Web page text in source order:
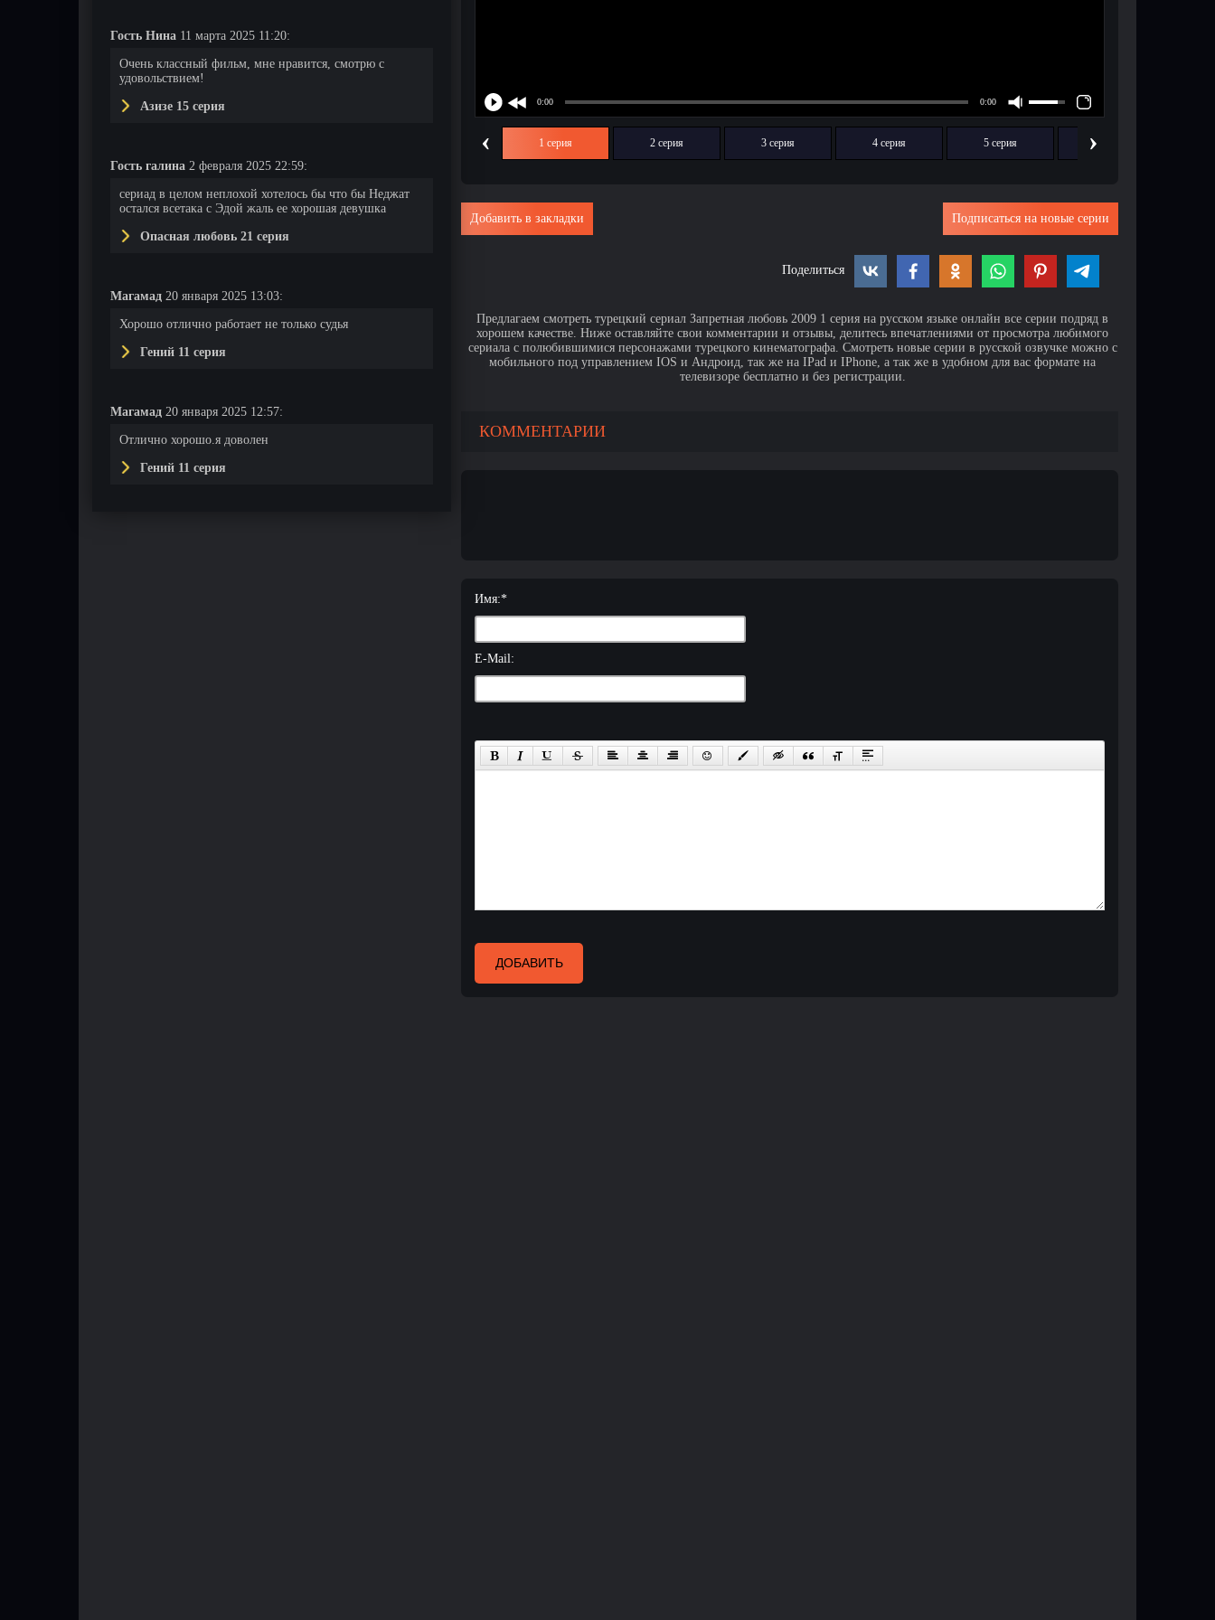
Гость Нина 11 марта 2025 11:20:
Очень классный фильм, мне нравится, смотрю с
удовольствием!
Азизе 15 серия
Гость галина 2 февраля 2025 22:59:
сериад в целом неплохой хотелось бы что бы Неджат
остался всетака с Эдой жаль ее хорошая девушка
Опасная любовь 21 серия
Магамад 20 января 2025 13:03:
Хорошо отлично работает не только судья
Гений 11 серия
Магамад 20 января 2025 12:57:
Отлично хорошо.я доволен
Гений 11 серия
‹ 1 серия 2 серия 3 серия 4 серия 5 серия 6 серия
›
Подписаться на новые серии
Добавить в закладки
Поделиться
Предлагаем смотреть турецкий сериал Запретная любовь 2009 1 серия на русском языке онлайн все серии подряд в
хорошем качестве. Ниже оставляйте свои комментарии и отзывы, делитесь впечатлениями от просмотра любимого
сериала с полюбившимися персонажами турецкого кинематографа. Смотреть новые серии в русской озвучке можно с
мобильного под управлением IOS и Андроид, так же на IPad и IPhone, а так же в удобном для вас формате на
телевизоре бесплатно и без регистрации.
КОММЕНТАРИИ
Имя:*
E-Mail:
ДОБАВИТЬ